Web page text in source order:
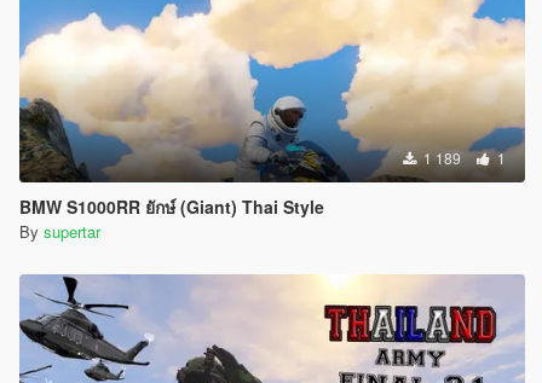
1 189 1
ฺBMW S1000RR ยักษ์ (Giant) Thai Style
By supertar